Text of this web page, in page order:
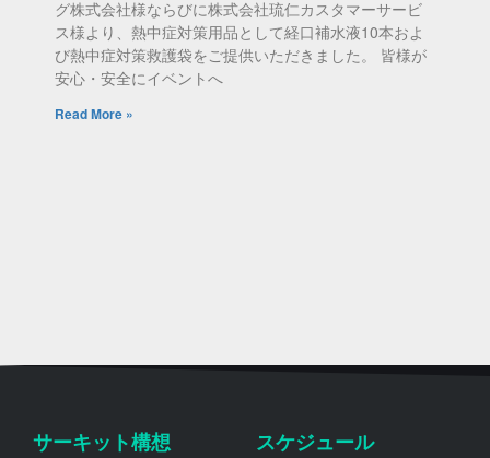
グ株式会社様ならびに株式会社琉仁カスタマーサービ
ス様より、熱中症対策用品として経口補水液10本およ
び熱中症対策救護袋をご提供いただきました。 皆様が
安心・安全にイベントへ
Read More »
サーキット構想 スケジュール